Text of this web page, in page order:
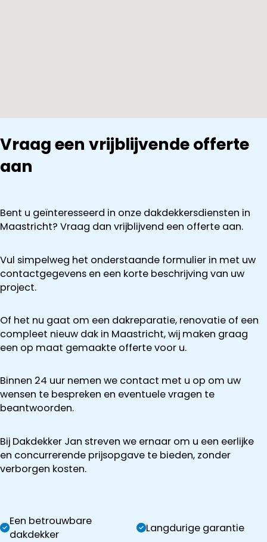
Vraag een vrijblijvende offerte
aan
Bent u geïnteresseerd in onze dakdekkersdiensten in
Maastricht? Vraag dan vrijblijvend een offerte aan.
Vul simpelweg het onderstaande formulier in met uw
contactgegevens en een korte beschrijving van uw
project.
Of het nu gaat om een dakreparatie, renovatie of een
compleet nieuw dak in Maastricht, wij maken graag
een op maat gemaakte offerte voor u.
Binnen 24 uur nemen we contact met u op om uw
wensen te bespreken en eventuele vragen te
beantwoorden.
Bij Dakdekker Jan streven we ernaar om u een eerlijke
en concurrerende prijsopgave te bieden, zonder
verborgen kosten.
Een betrouwbare
dakdekker
Langdurige garantie